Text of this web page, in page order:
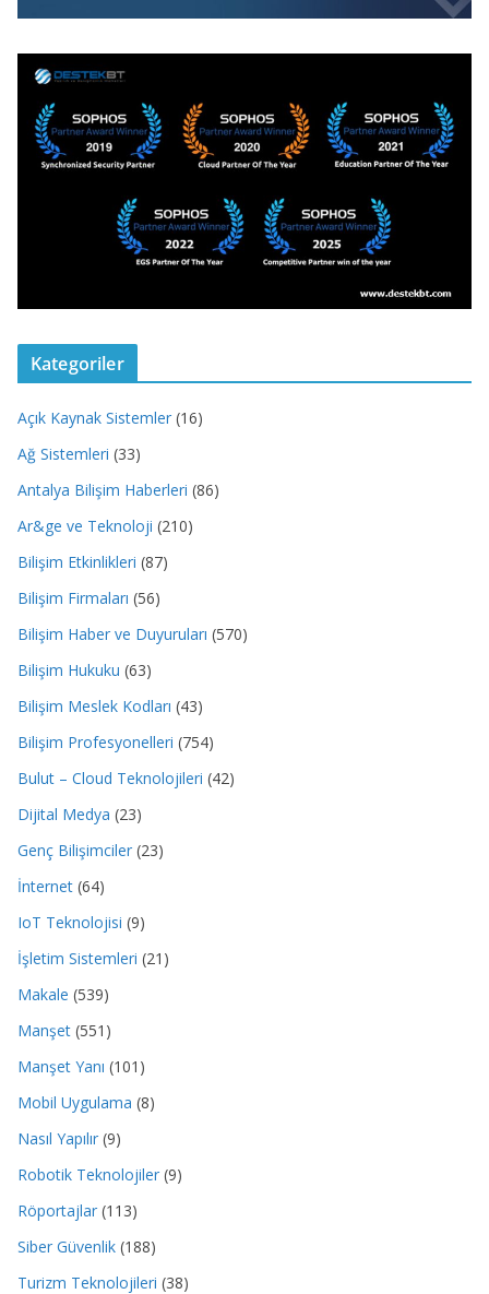
Kategoriler
Açık Kaynak Sistemler (16)
Ağ Sistemleri (33)
Antalya Bilişim Haberleri (86)
Ar&ge ve Teknoloji (210)
Bilişim Etkinlikleri (87)
Bilişim Firmaları (56)
Bilişim Haber ve Duyuruları (570)
Bilişim Hukuku (63)
Bilişim Meslek Kodları (43)
Bilişim Profesyonelleri (754)
Bulut – Cloud Teknolojileri (42)
Dijital Medya (23)
Genç Bilişimciler (23)
İnternet (64)
IoT Teknolojisi (9)
İşletim Sistemleri (21)
Makale (539)
Manşet (551)
Manşet Yanı (101)
Mobil Uygulama (8)
Nasıl Yapılır (9)
Robotik Teknolojiler (9)
Röportajlar (113)
Siber Güvenlik (188)
Turizm Teknolojileri (38)